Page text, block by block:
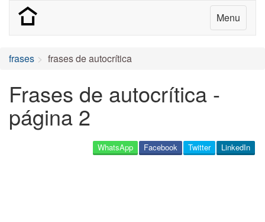
Menu
frases frases de autocrítica
Frases de autocrítica -
página 2
LinkedIn
Twitter
Facebook
WhatsApp